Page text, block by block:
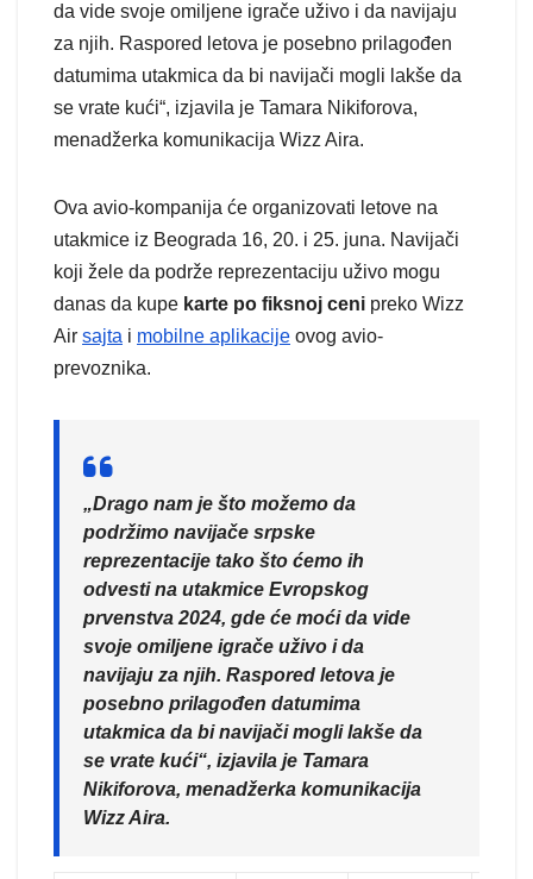
da vide svoje omiljene igrače uživo i da navijaju
za njih. Raspored letova je posebno prilagođen
datumima utakmica da bi navijači mogli lakše da
se vrate kući“, izjavila je Tamara Nikiforova,
menadžerka komunikacija Wizz Aira.
Ova avio-kompanija će organizovati letove na
utakmice iz Beograda 16, 20. i 25. juna. Navijači
koji žele da podrže reprezentaciju uživo mogu
danas da kupe karte po fiksnoj ceni preko Wizz
Air sajta i mobilne aplikacije ovog avio-
prevoznika.
„Drago nam je što možemo da
podržimo navijače srpske
reprezentacije tako što ćemo ih
odvesti na utakmice Evropskog
prvenstva 2024, gde će moći da vide
svoje omiljene igrače uživo i da
navijaju za njih. Raspored letova je
posebno prilagođen datumima
utakmica da bi navijači mogli lakše da
se vrate kući“, izjavila je Tamara
Nikiforova, menadžerka komunikacija
Wizz Aira.